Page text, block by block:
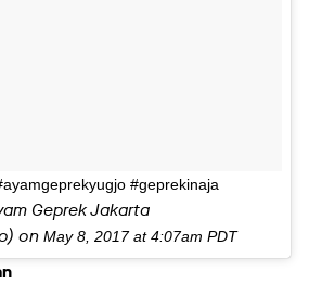
#geprekinaja
Geprek Jakarta
on May 8, 2017 at 4:07am PDT